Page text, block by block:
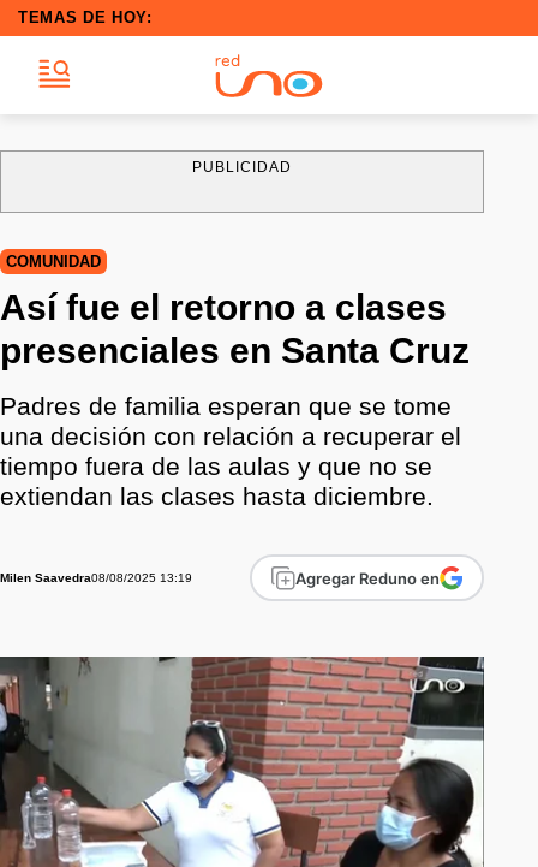
TEMAS DE HOY:
PUBLICIDAD
COMUNIDAD
Así fue el retorno a clases
presenciales en Santa Cruz
Padres de familia esperan que se tome
una decisión con relación a recuperar el
tiempo fuera de las aulas y que no se
extiendan las clases hasta diciembre.
Milen Saavedra08/08/2025 13:19 Agregar Reduno en